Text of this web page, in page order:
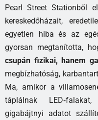
Pearl Street Stationből
kereskedőházait,
egyetlen hiba és az
gyorsan megtanította,
csupán fizikai, hanem
megbízhatóság,
Ma, amikor a
táplálnak
gigabájtnyi adatot